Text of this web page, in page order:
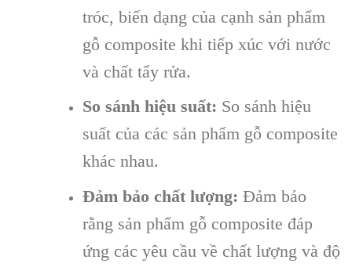
tróc, biến dạng của cạnh sản phẩm
gỗ composite khi tiếp xúc với nước
và chất tẩy rửa.
So sánh hiệu suất: So sánh hiệu
suất của các sản phẩm gỗ composite
khác nhau.
Đảm bảo chất lượng: Đảm bảo
rằng sản phẩm gỗ composite đáp
ứng các yêu cầu về chất lượng và độ